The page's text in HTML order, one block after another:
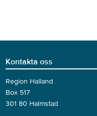
Kontakta oss
Region Halland
Box 517
301 80 Halmstad